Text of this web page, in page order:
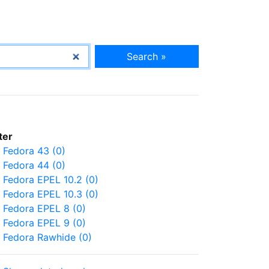
Search »
Fedora 43 (0)
Fedora 44 (0)
Fedora EPEL 10.2 (0)
Fedora EPEL 10.3 (0)
Fedora EPEL 8 (0)
Fedora EPEL 9 (0)
Fedora Rawhide (0)